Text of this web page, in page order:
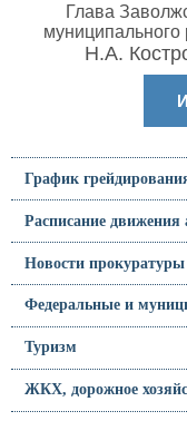
Глава
муниципального
Н.А.
График
Расписание движения
Новости
Федеральные и
Туризм
ЖКХ, дорожное